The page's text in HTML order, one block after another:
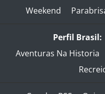
Weekend
Perfil Brasil:
Aventuras Na Historia